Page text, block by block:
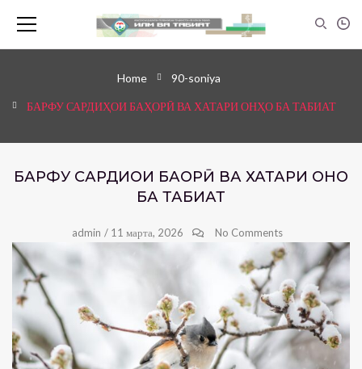
Home 90-soniya
БАРФУ САРДИҲОИ БАҲОРӢ ВА ХАТАРИ ОНҲО БА ТАБИАТ
БАРФУ САРДИҲОИ БАҲОРӢ ВА ХАТАРИ ОНҲО
БА ТАБИАТ
admin / 11 марта, 2026 No Comments